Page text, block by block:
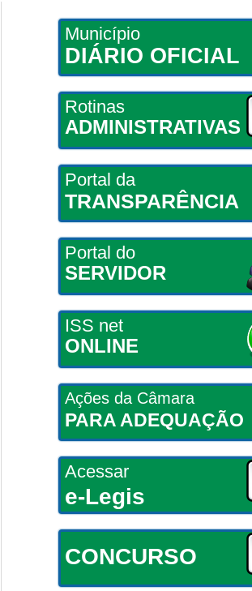
Município
DIÁRIO OFICIAL
Rotinas
ADMINISTRATIVAS
Portal da
TRANSPARÊNCIA
Portal do
SERVIDOR
ISS net
ONLINE
Ações da Câmara
PARA ADEQUAÇÃO
Acessar
e-Legis
CONCURSO